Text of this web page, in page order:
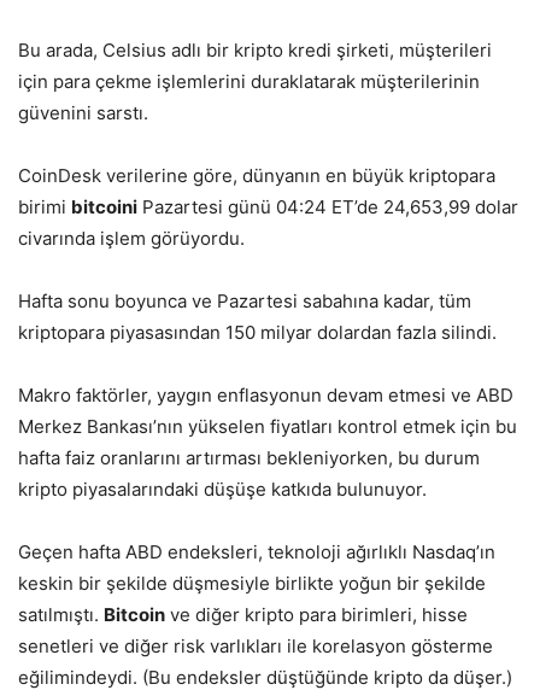
Bu arada, Celsius adlı bir kripto kredi şirketi, müşterileri
için para çekme işlemlerini duraklatarak müşterilerinin
güvenini sarstı.
CoinDesk verilerine göre, dünyanın en büyük kriptopara
birimi bitcoini Pazartesi günü 04:24 ET’de 24,653,99 dolar
civarında işlem görüyordu.
Hafta sonu boyunca ve Pazartesi sabahına kadar, tüm
kriptopara piyasasından 150 milyar dolardan fazla silindi.
Makro faktörler, yaygın enflasyonun devam etmesi ve ABD
Merkez Bankası’nın yükselen fiyatları kontrol etmek için bu
hafta faiz oranlarını artırması bekleniyorken, bu durum
kripto piyasalarındaki düşüşe katkıda bulunuyor.
Geçen hafta ABD endeksleri, teknoloji ağırlıklı Nasdaq’ın
keskin bir şekilde düşmesiyle birlikte yoğun bir şekilde
satılmıştı. Bitcoin ve diğer kripto para birimleri, hisse
senetleri ve diğer risk varlıkları ile korelasyon gösterme
eğilimindeydi. (Bu endeksler düştüğünde kripto da düşer.)